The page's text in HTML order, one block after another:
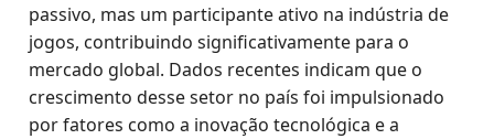
passivo, mas um participante ativo na indústria de
jogos, contribuindo significativamente para o
mercado global. Dados recentes indicam que o
crescimento desse setor no país foi impulsionado
por fatores como a inovação tecnológica e a